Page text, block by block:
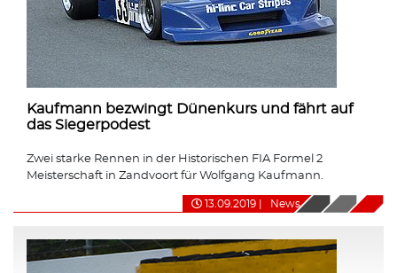
Kaufmann bezwingt Dünenkurs und fährt auf
das Siegerpodest
Zwei starke Rennen in der Historischen FIA Formel 2
Meisterschaft in Zandvoort für Wolfgang Kaufmann.
13.09.2019 News